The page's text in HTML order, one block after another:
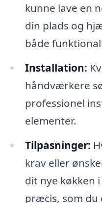
kunne lave en
din plads og
både
Installation:
håndværkere
professionel
elementer.
Tilpasninger:
krav eller
dit nye køkken
præcis, som du